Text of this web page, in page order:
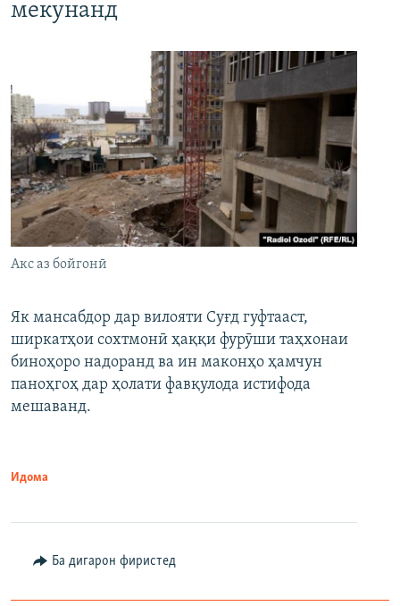
мекунанд
Акс аз бойгонӣ
Як мансабдор дар вилояти Суғд гуфтааст,
ширкатҳои сохтмонӣ ҳаққи фурӯши таҳхонаи
биноҳоро надоранд ва ин маконҳо ҳамчун
паноҳгоҳ дар ҳолати фавқулода истифода
мешаванд.
Идома
Ба дигарон фиристед